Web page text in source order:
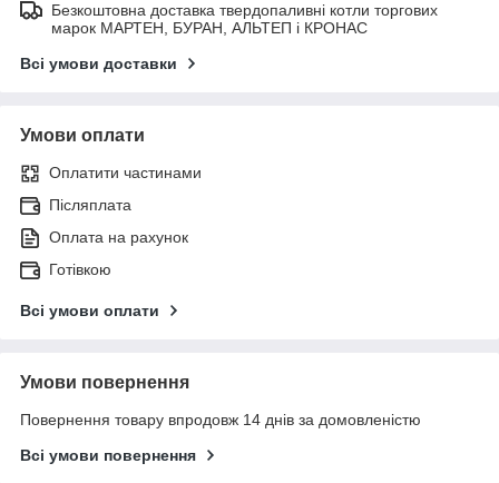
Безкоштовна доставка твердопаливні котли торгових
марок МАРТЕН, БУРАН, АЛЬТЕП і КРОНАС
Всі умови доставки
Умови оплати
Оплатити частинами
Післяплата
Оплата на рахунок
Готівкою
Всі умови оплати
Умови повернення
Повернення товару впродовж 14 днів за домовленістю
Всі умови повернення